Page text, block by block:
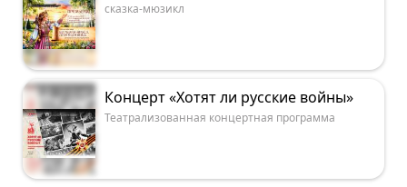
сказка-мюзикл
Концерт «Хотят ли русские войны»
Театрализованная концертная программа